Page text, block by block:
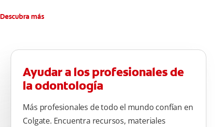
Descubra más
Ayudar a los profesionales de
la odontología
Más profesionales de todo el mundo confían en
Colgate. Encuentra recursos, materiales